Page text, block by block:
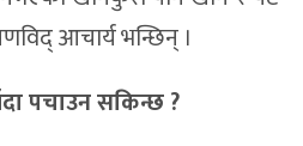
आचार्य भन्छिन् ।
पचाउनसकिन्छ ?